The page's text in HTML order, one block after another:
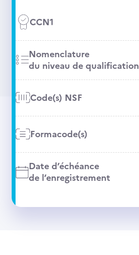
CCN1
Nomenclature
du niveau de qualification
Code(s) NSF
Formacode(s)
Date d’échéance
de l’enregistrement